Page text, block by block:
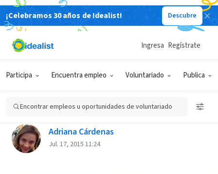
¡Celebramos 30 años de Idealist! Descubre
Participa Encuentra empleo Voluntariado Publica
Ingresa Regístrate
Encontrar empleos u oportunidades de voluntariado
Back
¿Qué tan im-posible es lo
imposible?
Adriana Cárdenas
Jul. 17, 2015 11:24